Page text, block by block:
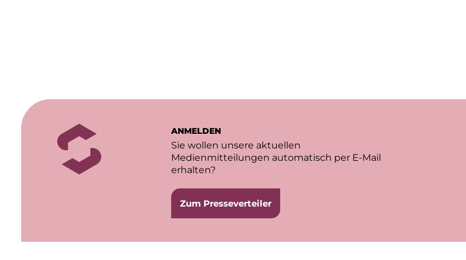
ANMELDEN
Sie wollen unsere aktuellen
Medienmitteilungen automatisch per E-Mail
erhalten?
Zum Presseverteiler